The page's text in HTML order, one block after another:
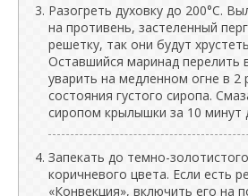
Разогреть духовку до 200°C.
на противень, застеленный
решетку, так они будут
Оставшийся маринад перелить
уварить на медленном огне в 2
состояния густого сиропа.
сиропом крылышки за 10 минут
Запекать до темно-
коричневого цвета. Если есть
«Конвекция», включить его на